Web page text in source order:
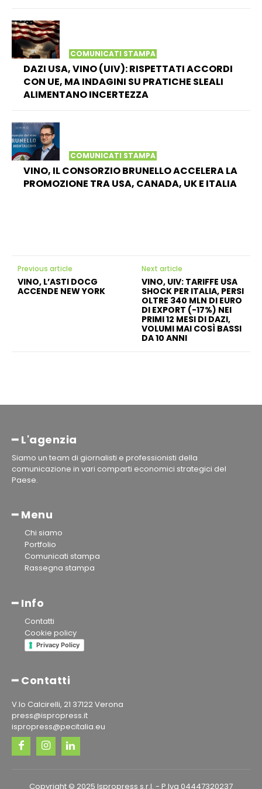
COMUNICATI STAMPA
DAZI USA, VINO (UIV): RISPETTATI ACCORDI
CON UE, MA INDAGINI SU PRATICHE SLEALI
ALIMENTANO INCERTEZZA
COMUNICATI STAMPA
VINO, IL CONSORZIO BRUNELLO ACCELERA LA
PROMOZIONE TRA USA, CANADA, UK E ITALIA
Previous article
VINO, L’ASTI DOCG
ACCENDE NEW YORK
Next article
VINO, UIV: TARIFFE USA
SHOCK PER ITALIA, PERSI
OLTRE 340 MLN DI EURO
DI EXPORT (-17%) NEI
PRIMI 12 MESI DI DAZI,
VOLUMI MAI COSÌ BASSI
DA 10 ANNI
━ L'agenzia
Siamo un team di giornalisti e professionisti della
comunicazione in vari comparti economici strategici del
Paese.
━ Menu
Chi siamo
Portfolio
Comunicati stampa
Rassegna stampa
━ Info
Contatti
Cookie policy
Privacy Policy
━ Contatti
V.lo Calcirelli, 21 37122 Verona
press@ispropress.it
ispropress@pecitalia.eu
Copyright © 2025 Ispropress s.r.l. - P.Iva 04447320237